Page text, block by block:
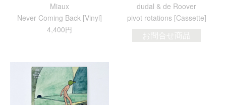
Miaux
Never Coming Back [Vinyl]
4,400円
dudal & de Roover
pivot rotations [Cassette]
お問合せ商品